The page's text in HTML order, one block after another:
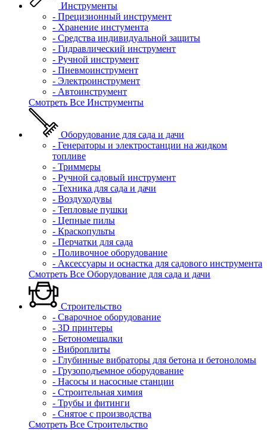
Инструменты
- Прецизионный инструмент
- Хранение инстумента
- Средства индивидуальной защиты
- Гидравлический инструмент
- Ручной инструмент
- Пневмоинструмент
- Электроинструмент
- Автоинструмент
Смотреть Все Инструменты
Оборудование для сада и дачи
- Генераторы и электростанции на жидком
топливе
- Триммеры
- Ручной садовый инструмент
- Техника для сада и дачи
- Воздуходувы
- Тепловые пушки
- Цепные пилы
- Краскопульты
- Перчатки для сада
- Поливочное оборудование
- Аксессуары и оснастка для садового инструмента
Смотреть Все Оборудование для сада и дачи
Строительство
- Сварочное оборудование
- 3D принтеры
- Бетономешалки
- Виброплиты
- Глубинные вибраторы для бетона и бетоноломы
- Грузоподъемное оборудование
- Насосы и насосные станции
- Строительная химия
- Трубы и фитинги
- Снятое с производства
Смотреть Все Строительство